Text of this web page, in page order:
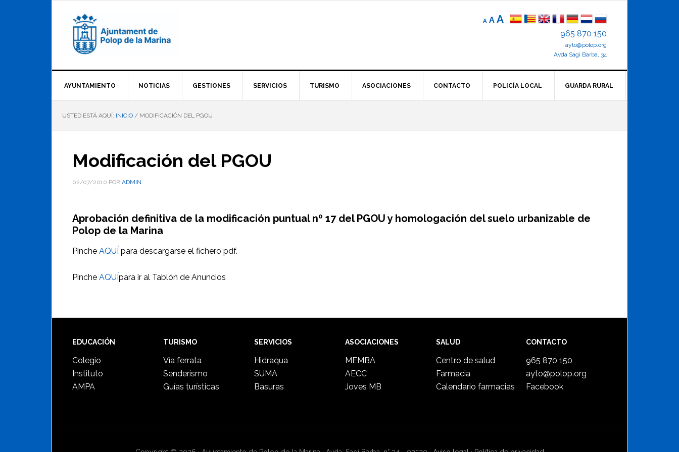
A
Reducir
elA Tamaño
AAumentar
de
letra
965 870 150
ayto@polop.org
Avda Sagi Barba, 34
AYUNTAMIENTO NOTICIAS GESTIONES SERVICIOS TURISMO ASOCIACIONES CONTACTO POLICÍA LOCAL GUARDA RURAL
USTED ESTÁ AQUÍ: INICIO / MODIFICACIÓN DEL PGOU
Modificación del PGOU
02/07/2010 POR ADMIN
Aprobación definitiva de la modificación puntual nº 17 del PGOU y homologación del suelo urbanizable de
Polop de la Marina
Pinche AQUÍ para descargarse el fichero pdf.
Pinche AQUÍpara ir al Tablón de Anuncios
Footer
EDUCACIÓN
Colegio
Instituto
AMPA
TURISMO
Vía ferrata
Senderismo
Guías turísticas
SERVICIOS
Hidraqua
SUMA
Basuras
ASOCIACIONES
MEMBA
AECC
Joves MB
SALUD
Centro de salud
Farmacia
Calendario farmacias
CONTACTO
965 870 150
ayto@polop.org
Facebook